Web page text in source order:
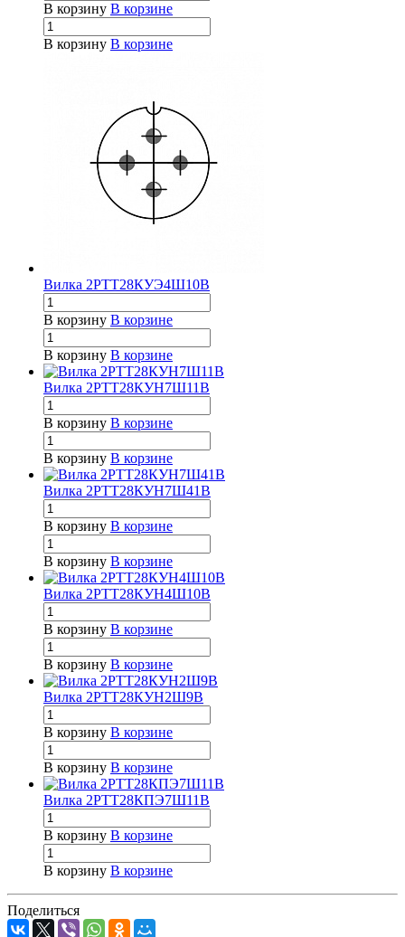
В корзину В корзине
В корзину В корзине
Вилка 2РТТ28КУЭ4Ш10В
В корзину В корзине
В корзину В корзине
Вилка 2РТТ28КУН7Ш11В
В корзину В корзине
В корзину В корзине
Вилка 2РТТ28КУН7Ш41В
В корзину В корзине
В корзину В корзине
Вилка 2РТТ28КУН4Ш10В
В корзину В корзине
В корзину В корзине
Вилка 2РТТ28КУН2Ш9В
В корзину В корзине
В корзину В корзине
Вилка 2РТТ28КПЭ7Ш11В
В корзину В корзине
В корзину В корзине
Поделиться